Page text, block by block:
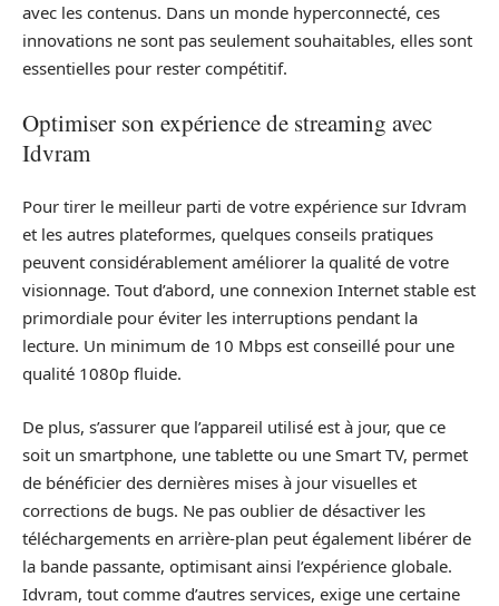
avec les contenus. Dans un monde hyperconnecté, ces
innovations ne sont pas seulement souhaitables, elles sont
essentielles pour rester compétitif.
Optimiser son expérience de streaming avec
Idvram
Pour tirer le meilleur parti de votre expérience sur Idvram
et les autres plateformes, quelques conseils pratiques
peuvent considérablement améliorer la qualité de votre
visionnage. Tout d’abord, une connexion Internet stable est
primordiale pour éviter les interruptions pendant la
lecture. Un minimum de 10 Mbps est conseillé pour une
qualité 1080p fluide.
De plus, s’assurer que l’appareil utilisé est à jour, que ce
soit un smartphone, une tablette ou une Smart TV, permet
de bénéficier des dernières mises à jour visuelles et
corrections de bugs. Ne pas oublier de désactiver les
téléchargements en arrière-plan peut également libérer de
la bande passante, optimisant ainsi l’expérience globale.
Idvram, tout comme d’autres services, exige une certaine